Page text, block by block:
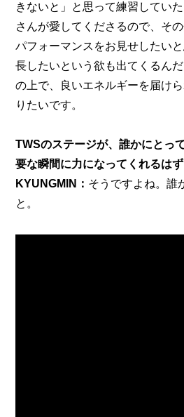
きないと」と思って練習してい
さんが愛してくださるので、そ
パフォーマンスをお見せしたい
長したいという欲も出てくるん
の上で、良いエネルギーを届け
りたいです。
TWSのステージが、誰かにとっ
要な瞬間に力になってくれるはず
KYUNGMIN： そうですよね。誰
と。